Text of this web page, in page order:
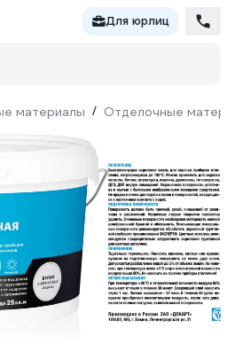
Для юрлиц
материалы / Отделочные